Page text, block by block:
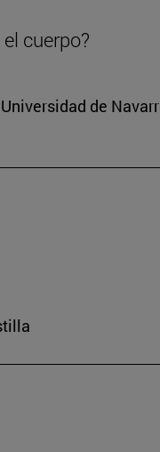
cuerpo?
de